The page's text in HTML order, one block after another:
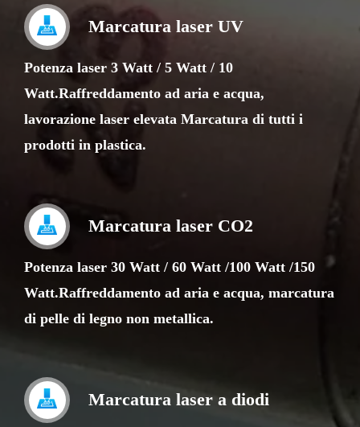
Marcatura laser UV
Potenza laser 3 Watt / 5 Watt / 10
Watt.Raffreddamento ad aria e acqua,
lavorazione laser elevata Marcatura di tutti i
prodotti in plastica.
Marcatura laser CO2
Potenza laser 30 Watt / 60 Watt /100 Watt /150
Watt.Raffreddamento ad aria e acqua, marcatura
di pelle di legno non metallica.
Marcatura laser a diodi